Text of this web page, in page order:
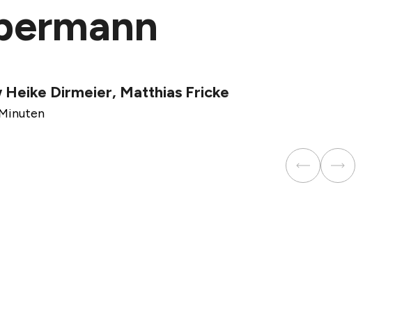
Dirmeier, Matthias Fricke